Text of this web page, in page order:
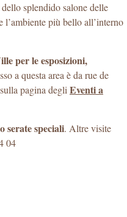
splendido salone delle
più bello all’interno
per le esposizioni,
a questa area è da rue de
pagina degli Eventi a
serate speciali. Altre visite
04